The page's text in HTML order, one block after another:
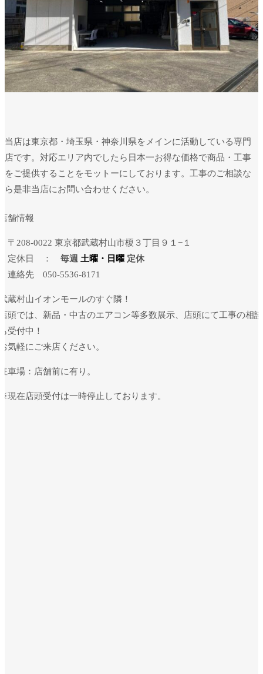
当店は東京都・埼玉県・神奈川県をメインに活動している専門
店です。対応エリア内でしたら日本一お得な価格で商品・工事
をご提供することをモットーにしております。工事のご相談な
ら是非当店にお問い合わせください。
舗情報
〒208-0022 東京都武蔵村山市榎３丁目９１−１
定休日 ： 毎週 土曜・日曜 定休
連絡先 050-5536-8171
蔵村山イオンモールのすぐ隣！
頭では、新品・中古のエアコン等多数展示、店頭にて工事の相談
受付中！
気軽にご来店ください。
車場：店舗前に有り。
現在店頭受付は一時停止しております。